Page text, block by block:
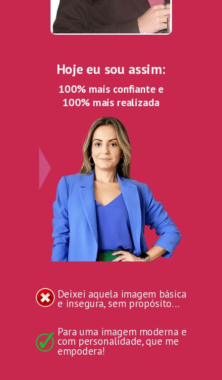
Hoje eu sou assim:
100% mais confiante e
100% mais realizada
Deixei aquela imagem básica
e insegura, sem propósito...
Para uma imagem moderna e
com personalidade, que me
empodera!